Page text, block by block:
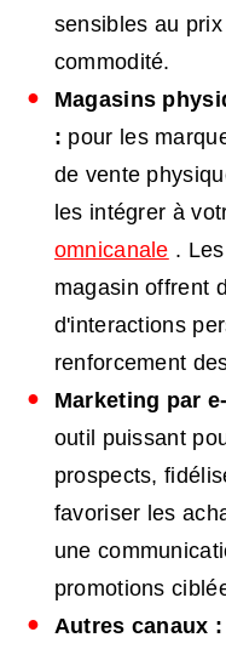
sensibles au
commodité.
Magasins
: pour les
de vente
les intégrer à
omnicanale .
magasin offrent
d'interactions
renforcement
Marketing par
outil puissant
prospects,
favoriser les
une
promotions
Autres canaux :